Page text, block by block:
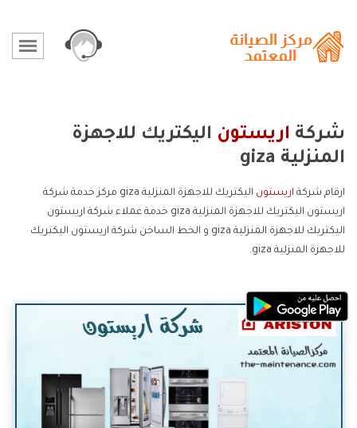
شركة اريستون اليكتريك للاجهزة
المنزلية giza
ارقام شركة اريستون
اليكتريك للاجهزة المنزلية giza مركز خدمة شركة
اريستون اليكتريك للاجهزة المنزلية giza خدمة عملاء شركة اريستون
اليكتريك للاجهزة المنزلية giza و الخط الساخن شركة اريستون اليكتريك
للاجهزة المنزلية giza.